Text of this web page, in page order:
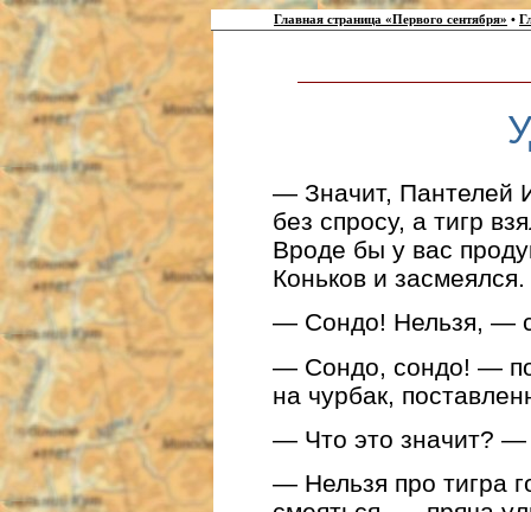
Главная страница «Первого сентября» •
— Значит, Пантелей
без спросу, а тигр
Вроде бы у вас
Коньков и засмеялся.
— Сондо! Нельзя, —
— Сондо, сондо! —
на чурбак,
— Что это значит? —
— Нельзя про тигра